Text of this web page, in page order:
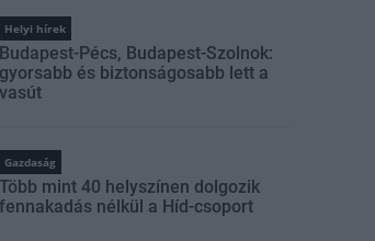
Helyi hírek
Budapest-Pécs, Budapest-Szolnok:
gyorsabb és biztonságosabb lett a
vasút
Gazdaság
Több mint 40 helyszínen dolgozik
fennakadás nélkül a Híd-csoport